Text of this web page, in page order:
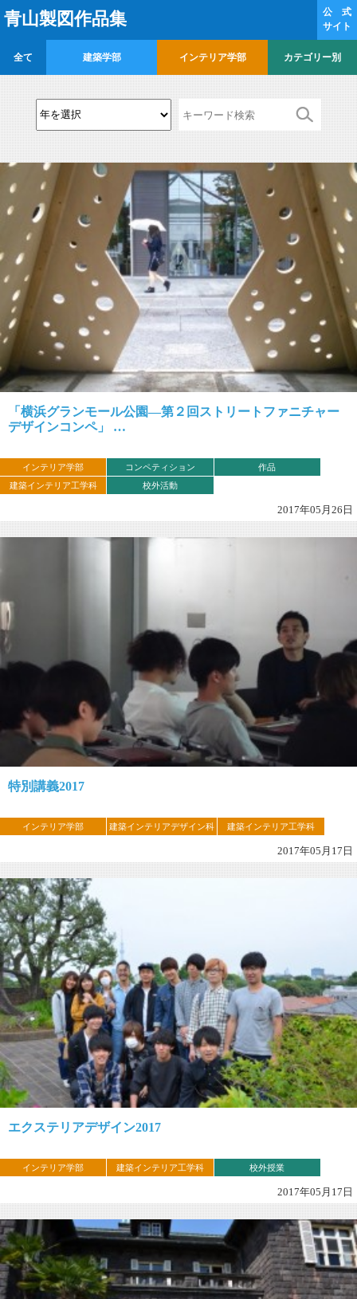
青山製図作品集
公 式
サイト
全て 建築学部 インテリア学部 カテゴリー別
「横浜グランモール公園―第２回ストリートファニチャー
デザインコンペ」 …
インテリア学部 コンペティション
作品
建築インテリア工学科
校外活動
2017年05月26日
特別講義2017
インテリア学部 建築インテリアデザイン科 建築インテリア工学科
2017年05月17日
エクステリアデザイン2017
インテリア学部 建築インテリア工学科 校外授業
2017年05月17日